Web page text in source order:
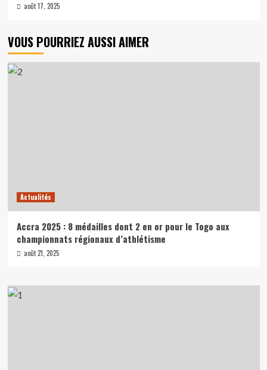
août 17, 2025
VOUS POURRIEZ AUSSI AIMER
Actualités
Accra 2025 : 8 médailles dont 2 en or pour le Togo aux
championnats régionaux d’athlétisme
août 21, 2025